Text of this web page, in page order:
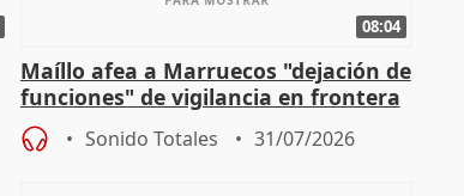
08:04
Maíllo afea a Marruecos "dejación de
funciones" de vigilancia en frontera
con Ceuta
Sonido Totales 31/07/2026